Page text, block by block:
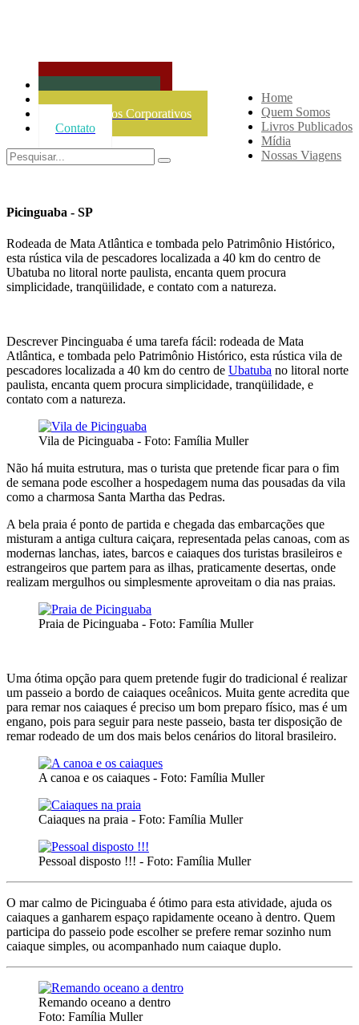
Home
Quem Somos
Livros Publicados
Mídia
Nossas Viagens
Treinamentos Corporativos
Contato
Picinguaba - SP
Rodeada de Mata Atlântica e tombada pelo Patrimônio Histórico,
esta rústica vila de pescadores localizada a 40 km do centro de
Ubatuba no litoral norte paulista, encanta quem procura
simplicidade, tranqüilidade, e contato com a natureza.
Descrever Pincinguaba é uma tarefa fácil: rodeada de Mata
Atlântica, e tombada pelo Patrimônio Histórico, esta rústica vila de
pescadores localizada a 40 km do centro de Ubatuba no litoral norte
paulista, encanta quem procura simplicidade, tranqüilidade, e
contato com a natureza.
Vila de Picinguaba - Foto: Família Muller
Não há muita estrutura, mas o turista que pretende ficar para o fim
de semana pode escolher a hospedagem numa das pousadas da vila
como a charmosa Santa Martha das Pedras.
A bela praia é ponto de partida e chegada das embarcações que
misturam a antiga cultura caiçara, representada pelas canoas, com as
modernas lanchas, iates, barcos e caiaques dos turistas brasileiros e
estrangeiros que partem para as ilhas, praticamente desertas, onde
realizam mergulhos ou simplesmente aproveitam o dia nas praias.
Praia de Picinguaba - Foto: Família Muller
Uma ótima opção para quem pretende fugir do tradicional é realizar
um passeio a bordo de caiaques oceânicos. Muita gente acredita que
para remar nos caiaques é preciso um bom preparo físico, mas é um
engano, pois para seguir para neste passeio, basta ter disposição de
remar rodeado de um dos mais belos cenários do litoral brasileiro.
A canoa e os caiaques - Foto: Família Muller
Caiaques na praia - Foto: Família Muller
Pessoal disposto !!! - Foto: Família Muller
O mar calmo de Picinguaba é ótimo para esta atividade, ajuda os
caiaques a ganharem espaço rapidamente oceano à dentro. Quem
participa do passeio pode escolher se prefere remar sozinho num
caiaque simples, ou acompanhado num caiaque duplo.
Remando oceano a dentro
Foto: Família Muller